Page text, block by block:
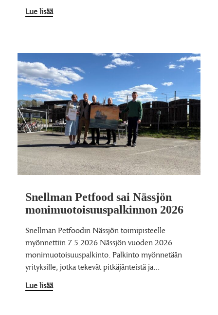
Lue lisää
Snellman Petfood sai Nässjön
monimuotoisuuspalkinnon 2026
Snellman Petfoodin Nässjön toimipisteelle
myönnettiin 7.5.2026 Nässjön vuoden 2026
monimuotoisuuspalkinto. Palkinto myönnetään
yrityksille, jotka tekevät pitkäjänteistä ja…
Lue lisää